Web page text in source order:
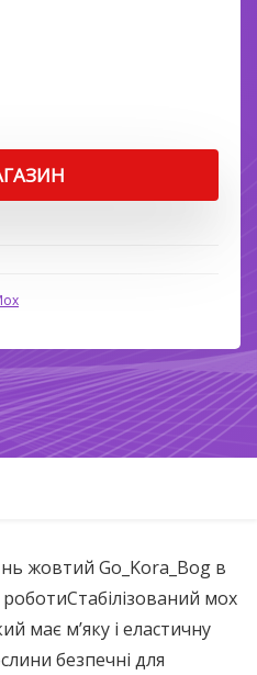
жовтий Go_Kora_Bog в
мох
має м’яку і еластичну
безпечні для